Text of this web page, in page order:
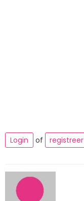
Login
of registreer